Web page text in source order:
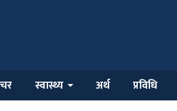
स्वास्थ्य अर्थ प्रविधि